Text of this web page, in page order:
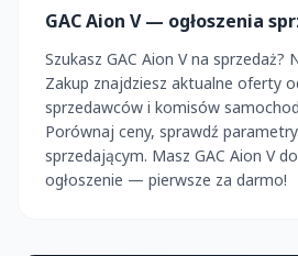
GAC Aion V — ogłoszenia
Szukasz GAC Aion V na sprzedaż?
Zakup znajdziesz aktualne oferty
sprzedawców i komisów
Porównaj ceny, sprawdź
sprzedającym. Masz GAC Aion V
ogłoszenie — pierwsze za darmo!